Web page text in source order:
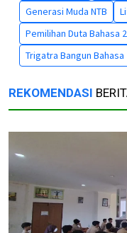
Generasi Muda NTB
Pemilihan Duta Bahasa
Trigatra Bangun Bahasa
REKOMENDASI